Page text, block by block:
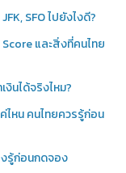
SFO ไปยังไงดี?
และสิ่งที่คนไทย
งินได้จริงไหม?
ไหน คนไทยควรรู้ก่อน
งรู้ก่อนกดจอง